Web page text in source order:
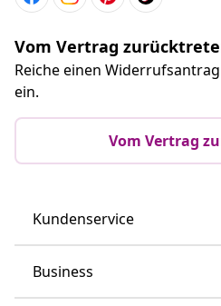
Vom Vertrag
Reiche einen
ein.
Vom Vertrag
Kundenservice
Business